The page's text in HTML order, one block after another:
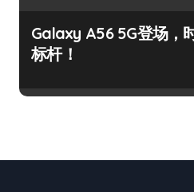
Galaxy A56 5G登场，
标杆！